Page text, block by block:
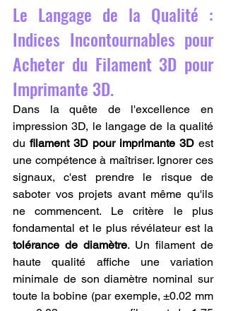
Le Langage de la Qualité :
Indices Incontournables pour
Acheter du Filament 3D pour
Imprimante 3D.
Dans la quête de l'excellence en
impression 3D, le langage de la qualité
du filament 3D pour imprimante 3D est
une compétence à maîtriser. Ignorer ces
signaux, c'est prendre le risque de
saboter vos projets avant même qu'ils
ne commencent. Le critère le plus
tolérance de diamètre. Un filament de
haute qualité affiche une variation
minimale de son diamètre nominal sur
toute la bobine (par exemple, ±0.02 mm